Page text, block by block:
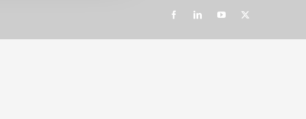
FacebookLinkedInYouTube
X